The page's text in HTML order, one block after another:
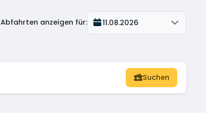
Abfahrten anzeigen für: 11.08.2026
Suchen